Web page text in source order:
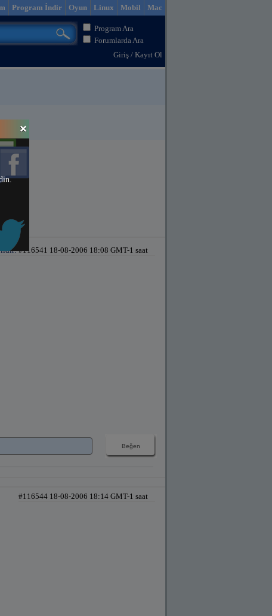
Mac
Mobil
Linux
Oyun
Program İndir
Program Ara
Forumlarda Ara
Giriş / Kayıt Ol
#116541 18-08-2006 18:08 GMT-1 saat
#116544 18-08-2006 18:14 GMT-1 saat